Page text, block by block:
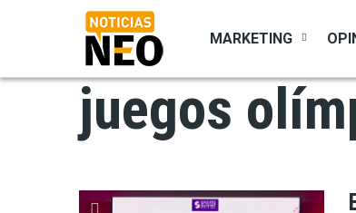
principal
MARKETING
juegos